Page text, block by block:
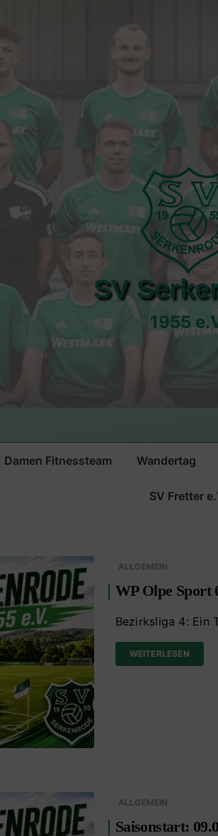
SV
1955
Damen Fitnessteam Wandertag
SV Fretter
ALLGEMEIN
WP Olpe Sport
Bezirksliga 4: Ein
WEITERLESEN
ALLGEMEIN
Saisonstart: